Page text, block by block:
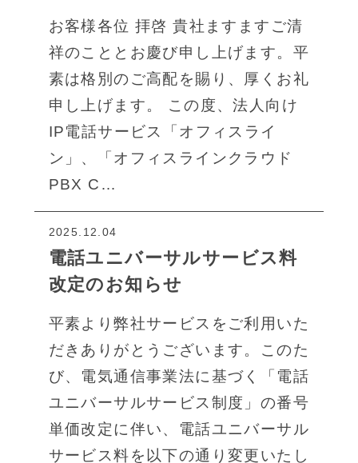
お客様各位 拝啓 貴社ますますご清
祥のこととお慶び申し上げます。平
素は格別のご高配を賜り、厚くお礼
申し上げます。 この度、法人向け
IP電話サービス「オフィスライ
ン」、「オフィスラインクラウド
PBX C…
2025.12.04
電話ユニバーサルサービス料
改定のお知らせ
平素より弊社サービスをご利用いた
だきありがとうございます。このた
び、電気通信事業法に基づく「電話
ユニバーサルサービス制度」の番号
単価改定に伴い、電話ユニバーサル
サービス料を以下の通り変更いたし